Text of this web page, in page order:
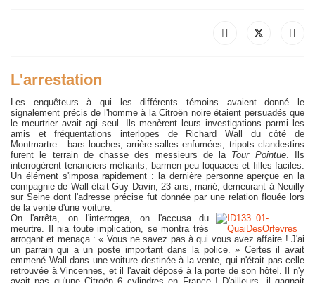
L'arrestation
Les enquêteurs à qui les différents témoins avaient donné le
signalement précis de l'homme à la Citroën noire étaient persuadés que
le meurtrier avait agi seul. Ils menèrent leurs investigations parmi les
amis et fréquentations interlopes de Richard Wall du côté de
Montmartre : bars louches, arrière-salles enfumées, tripots clandestins
furent le terrain de chasse des messieurs de la Tour Pointue. Ils
interrogèrent tenanciers méfiants, barmen peu loquaces et filles faciles.
Un élément s'imposa rapidement : la dernière personne aperçue en la
compagnie de Wall était Guy Davin, 23 ans, marié, demeurant à Neuilly
sur Seine dont l'adresse précise fut donnée par une relation flouée lors
de la vente d'une voiture.
On l'arrêta, on l'interrogea, on l'accusa du
meurtre. Il nia toute implication, se montra très
arrogant et menaça : « Vous ne savez pas à qui vous avez affaire ! J'ai
un parrain qui a un poste important dans la police. » Certes il avait
emmené Wall dans une voiture destinée à la vente, qui n'était pas celle
retrouvée à Vincennes, et il l'avait déposé à la porte de son hôtel. Il n'y